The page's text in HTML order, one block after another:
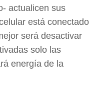
actualicen sus
está conectado
será desactivar
solo las
energía de la